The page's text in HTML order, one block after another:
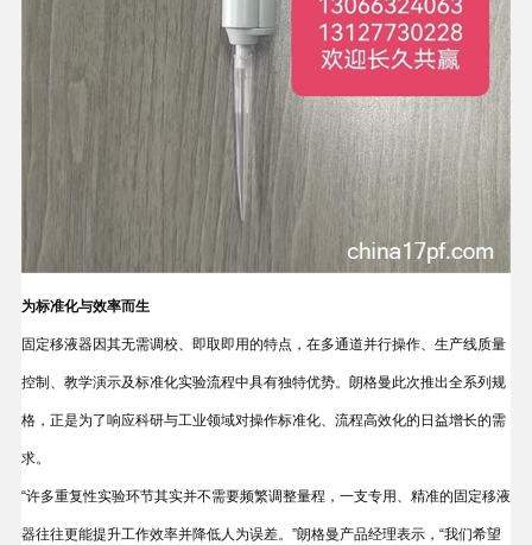
为标准化与效率而生
固定移液器因其无需调校、即取即用的特点，在多通道并行操作、生产线质量
控制、教学演示及标准化实验流程中具有独特优势。朗格曼此次推出全系列规
格，正是为了响应科研与工业领域对操作标准化、流程高效化的日益增长的需
求。
“许多重复性实验环节其实并不需要频繁调整量程，一支专用、精准的固定移液
器往往更能提升工作效率并降低人为误差。”朗格曼产品经理表示，“我们希望